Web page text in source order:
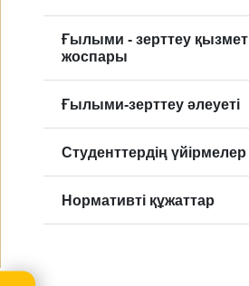
Ғылыми - зерттеу
жоспары
Ғылыми-зерттеу әлеуеті
Студенттердің
Нормативті құжаттар